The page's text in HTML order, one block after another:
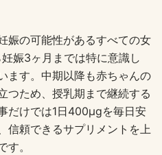
娠の可能性があるすべての女
娠3ヶ月までは特に意識し
ます。中期以降も赤ちゃんの
つため、授乳期まで継続する
だけでは1日400μgを毎日安
信頼できるサプリメントを上
。